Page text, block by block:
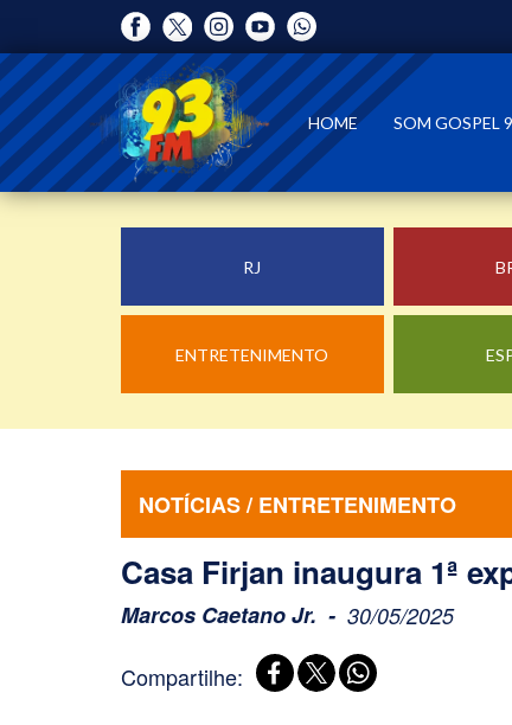
HOME SOM GOSPEL
RJ
ENTRETENIMENTO
NOTÍCIAS / ENTRETENIMENTO
Casa Firjan inaugura 1ª
Marcos Caetano Jr. 30/05/2025
Compartilhe: